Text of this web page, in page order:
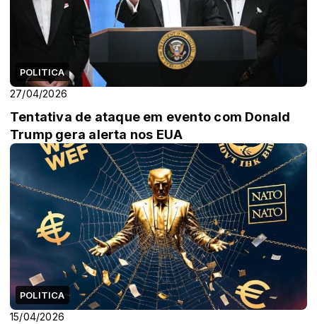
POLITICA
27/04/2026
Tentativa de ataque em evento com Donald
Trump gera alerta nos EUA
POLITICA
15/04/2026